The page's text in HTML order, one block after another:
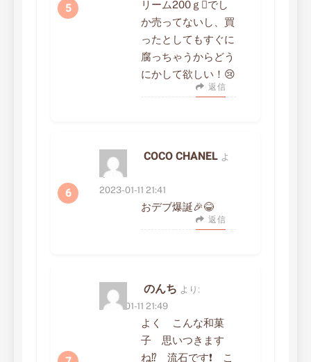
リーム200ｇでし
か売ってないし、買
ったとしてもすぐに
腐っちゃうからどう
にかして欲しい！😢
返信
COCO CHANEL よ
り:
2023-01-11 21:41
おデブ爆誕🎉😂
返信
のんち より:
2023-01-11 21:49
よく こんな和菓
子 思いつきます
ね⁉️ 流石です❗ こ